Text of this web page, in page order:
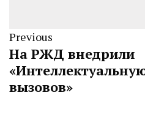
Previous
На РЖД внедрили
вызовов»